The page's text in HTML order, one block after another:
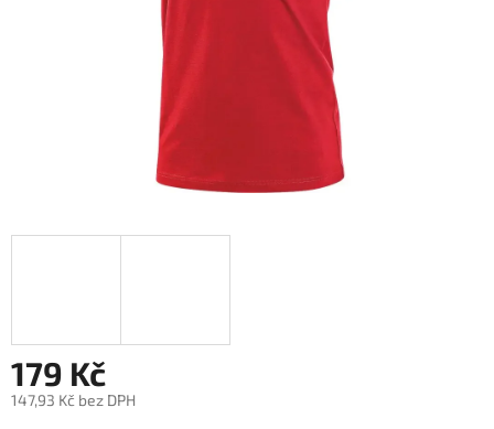
179 Kč
147,93 Kč bez DPH